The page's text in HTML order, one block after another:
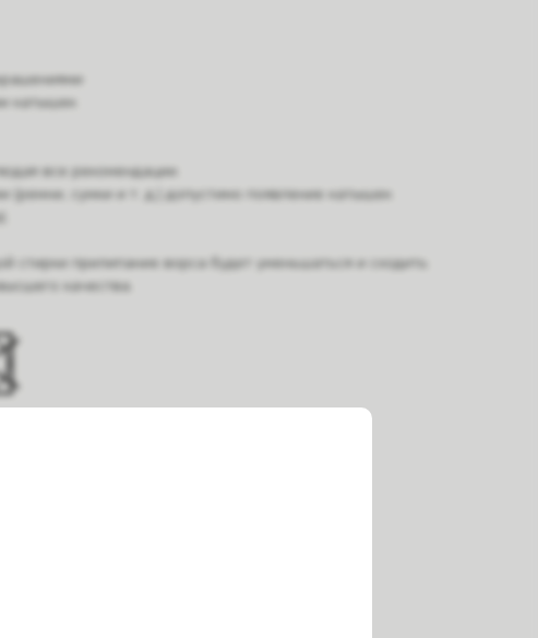
катышек
все рекомендации.
(ремни, сумки и т. д.) допустимо появление катышек
стирки прилипание ворса будет уменьшаться и сходить
качества.